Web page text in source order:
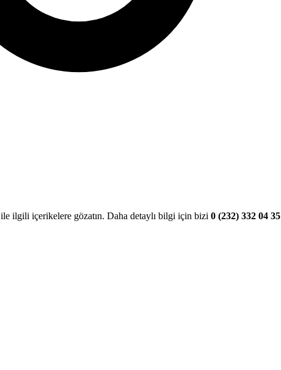
ile ilgili içerikelere gözatın. Daha detaylı bilgi için bizi 0 (232) 332 04 35